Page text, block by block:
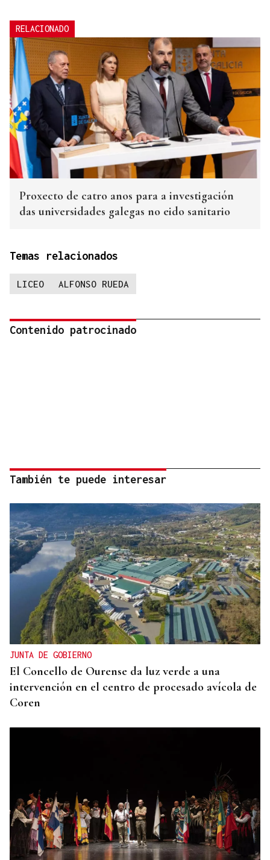
RELACIONADO
Proxecto de catro anos para a investigación
das universidades galegas no eido sanitario
Temas relacionados
LICEO ALFONSO RUEDA
Contenido patrocinado
También te puede interesar
JUNTA DE GOBIERNO
El Concello de Ourense da luz verde a una
intervención en el centro de procesado avícola de
Coren